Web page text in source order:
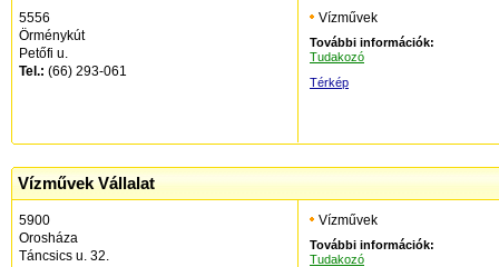
5556
Örménykút
Petőfi u.
Tel.: (66) 293-061
Vízművek
További információk:
Tudakozó
Térkép
Vízművek Vállalat
5900
Orosháza
Táncsics u. 32.
Vízművek
További információk:
Tudakozó